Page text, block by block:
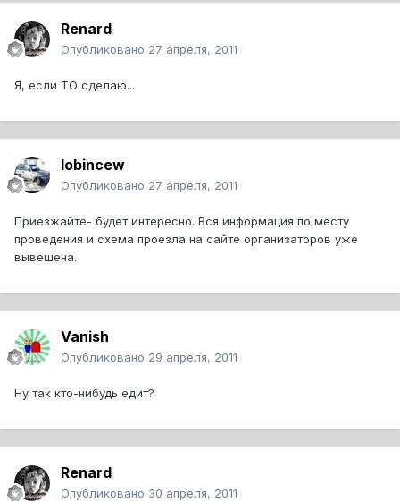
Renard
Опубликовано 27 апреля, 2011
Я, если ТО сделаю...
lobincew
Опубликовано 27 апреля, 2011
Приезжайте- будет интересно. Вся информация по месту
проведения и схема проезла на сайте организаторов уже
вывешена.
Vanish
Опубликовано 29 апреля, 2011
Ну так кто-нибудь едит?
Renard
Опубликовано 30 апреля, 2011